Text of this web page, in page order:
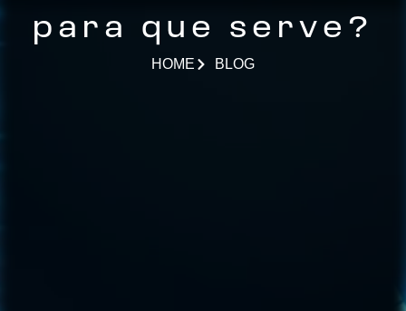
para que serve?
HOME BLOG